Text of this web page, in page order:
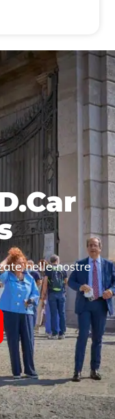
nelle nostre